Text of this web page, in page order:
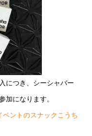
につき、シーシャバー
加になります。
ベントのスナックこうち